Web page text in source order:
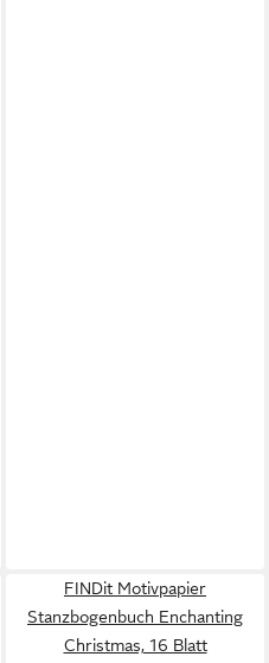
FINDit Motivpapier
Stanzbogenbuch Enchanting
Christmas, 16 Blatt